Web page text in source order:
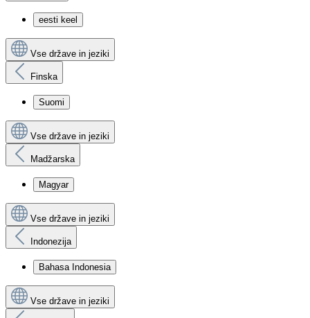
eesti keel
Vse države in jeziki
Finska
Suomi
Vse države in jeziki
Madžarska
Magyar
Vse države in jeziki
Indonezija
Bahasa Indonesia
Vse države in jeziki